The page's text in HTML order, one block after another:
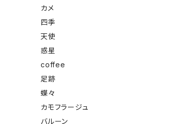
カメ
四季
天使
惑星
coffee
足跡
蝶々
カモフラージュ
バルーン